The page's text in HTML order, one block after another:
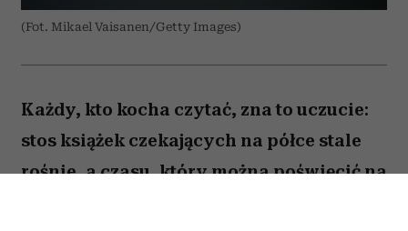
(Fot. Mikael Vaisanen/Getty Images)
Każdy, kto kocha czytać, zna to uczucie:
stos książek czekających na półce stale
rośnie, a czasu, który można poświęcić na